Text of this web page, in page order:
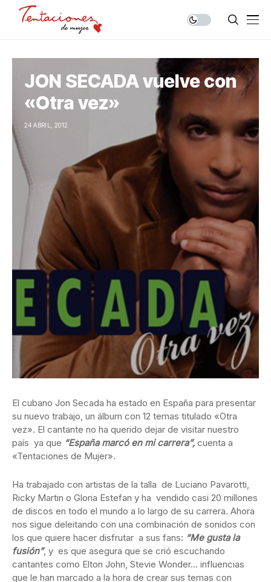
JON SECADA vuelve con
«Otra vez»
24 ABRIL, 2012
El cubano Jon Secada ha estado en España para presentar
su nuevo trabajo, un álbum con 12 temas titulado «Otra
vez». El cantante no ha querido dejar de visitar nuestro
país ya que “España marcó en mi carrera”, cuenta a
«Tentaciones de Mujer».
Ha trabajado con artistas de la talla de Luciano Pavarotti,
Ricky Martin o Gloria Estefan y ha vendido casi 20 millones
de discos en todo el mundo a lo largo de su carrera. Ahora
nos sigue deleitando con una combinación de sonidos con
los que quiere hacer disfrutar a sus fans: “Me gusta la
fusión”, y es que asegura que se crió escuchando
cantantes como Elton John, Stevie Wonder… influencias
que le han marcado a la hora de crear sus temas con